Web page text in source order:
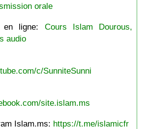
orale
en ligne: Cours Islam Dourous,
audio
c/SunniteSunni
site.islam.ms
Islam.ms: https://t.me/islamicfr